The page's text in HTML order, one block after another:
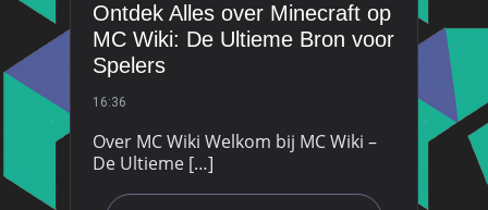
Ontdek Alles over Minecraft op
MC Wiki: De Ultieme Bron voor
Spelers
16:36
Over MC Wiki Welkom bij MC Wiki –
De Ultieme […]